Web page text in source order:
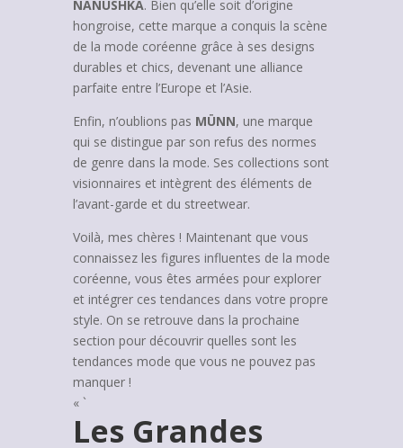
NANUSHKA. Bien qu’elle soit d’origine
hongroise, cette marque a conquis la scène
de la mode coréenne grâce à ses designs
durables et chics, devenant une alliance
parfaite entre l’Europe et l’Asie.
Enfin, n’oublions pas MÜNN, une marque
qui se distingue par son refus des normes
de genre dans la mode. Ses collections sont
visionnaires et intègrent des éléments de
l’avant-garde et du streetwear.
Voilà, mes chères ! Maintenant que vous
connaissez les figures influentes de la mode
coréenne, vous êtes armées pour explorer
et intégrer ces tendances dans votre propre
style. On se retrouve dans la prochaine
section pour découvrir quelles sont les
tendances mode que vous ne pouvez pas
manquer !
« `
Les Grandes